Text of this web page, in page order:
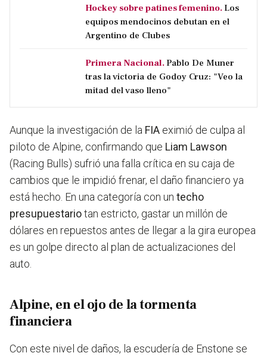
Hockey sobre patines femenino. Los
equipos mendocinos debutan en el
Argentino de Clubes
Primera Nacional. Pablo De Muner
tras la victoria de Godoy Cruz: "Veo la
mitad del vaso lleno"
Aunque la investigación de la FIA eximió de culpa al
piloto de Alpine, confirmando que Liam Lawson
(Racing Bulls) sufrió una falla crítica en su caja de
cambios que le impidió frenar, el daño financiero ya
está hecho. En una categoría con un techo
presupuestariotan estricto, gastar un millón de
dólares en repuestos antes de llegar a la gira europea
es un golpe directo al plan de actualizaciones del
auto.
Alpine, en el ojo de la tormenta
financiera
Con este nivel de daños, la escudería de Enstone se